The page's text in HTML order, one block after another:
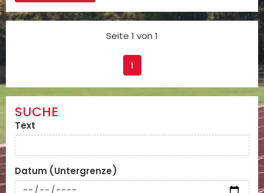
Seite 1 von 1
1
SUCHE
Text
Datum (Untergrenze)